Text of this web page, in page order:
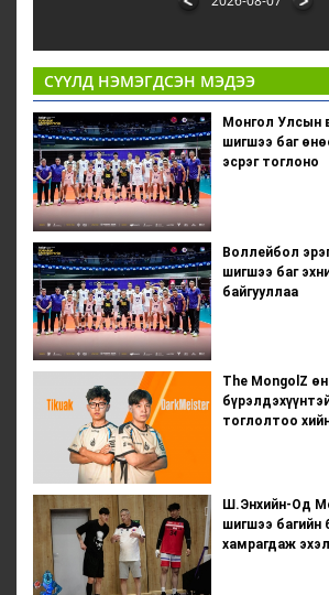
СҮҮЛД НЭМЭГДСЭН МЭДЭЭ
Монгол Улсын
шигшээ баг
эсрэг тоглоно
Воллейбол
шигшээ баг
байгууллаа
The MongolZ
тоглолтоо
Ш.Энхийн-Од
шигшээ багийн
хамрагдаж